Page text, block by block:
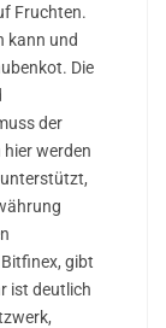
Fruchten.
kann und
Die
der
werden
gibt
ist deutlich